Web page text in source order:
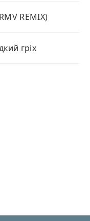
REMIX)
гріх